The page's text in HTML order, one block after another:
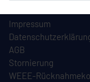
Impressum
AGB
Stornierung
WEEE-